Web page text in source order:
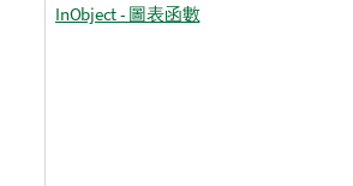
InObject - 圖表函數